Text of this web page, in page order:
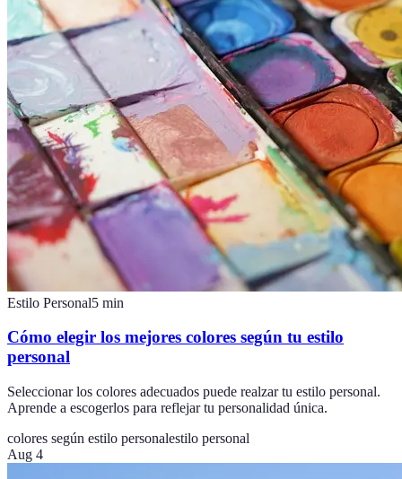
Estilo Personal5 min
Cómo elegir los mejores colores según tu estilo
personal
Seleccionar los colores adecuados puede realzar tu estilo personal.
Aprende a escogerlos para reflejar tu personalidad única.
colores según estilo personalestilo personal
Aug 4